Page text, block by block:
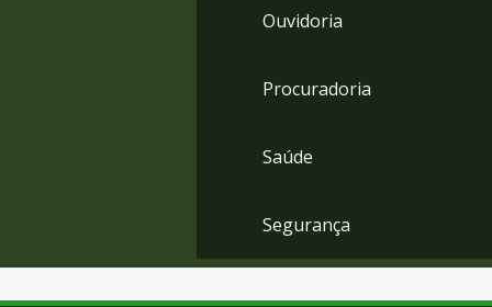
Ouvidoria
Procuradoria
Saúde
Segurança